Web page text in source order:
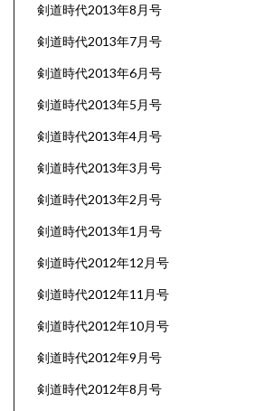
剣道時代2013年8月号
剣道時代2013年7月号
剣道時代2013年6月号
剣道時代2013年5月号
剣道時代2013年4月号
剣道時代2013年3月号
剣道時代2013年2月号
剣道時代2013年1月号
剣道時代2012年12月号
剣道時代2012年11月号
剣道時代2012年10月号
剣道時代2012年9月号
剣道時代2012年8月号